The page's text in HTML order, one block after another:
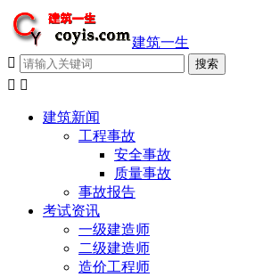
建筑一生

 
建筑新闻
工程事故
安全事故
质量事故
事故报告
考试资讯
一级建造师
二级建造师
造价工程师